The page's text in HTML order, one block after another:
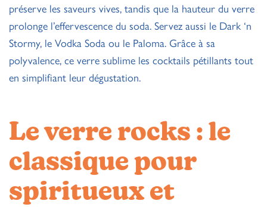
préserve les saveurs vives, tandis que la hauteur du verre
prolonge l’effervescence du soda. Servez aussi le Dark ‘n
Stormy, le Vodka Soda ou le Paloma. Grâce à sa
polyvalence, ce verre sublime les cocktails pétillants tout
en simplifiant leur dégustation.
Le verre rocks : le
classique pour
spiritueux et